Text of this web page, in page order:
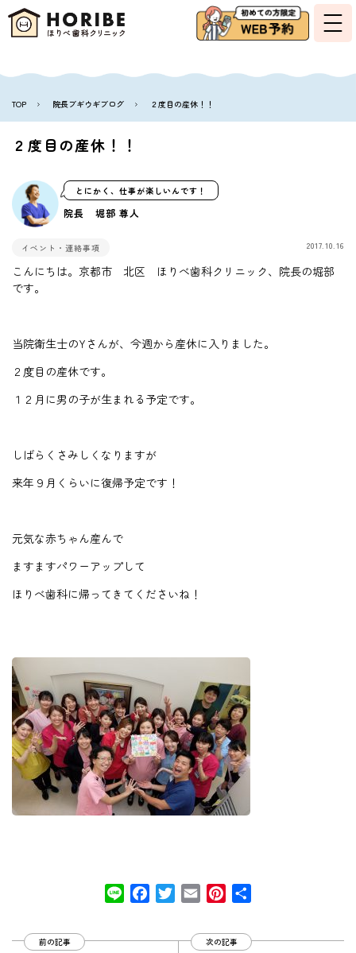
TOP 院長ブギウギブログ ２度目の産休！！
２度目の産休！！
とにかく、仕事が楽しいんです！
院長 堀部 尊人
イベント・連絡事項 2017.10.16
こんにちは。京都市 北区 ほりべ歯科クリニック、院長の堀部
です。
当院衛生士のYさんが、今週から産休に入りました。
２度目の産休です。
１２月に男の子が生まれる予定です。
しばらくさみしくなりますが
来年９月くらいに復帰予定です！
元気な赤ちゃん産んで
ますますパワーアップして
ほりべ歯科に帰ってきてくださいね！
Line FacebookTwitter
Email Pinterest
前の記事 次の記事